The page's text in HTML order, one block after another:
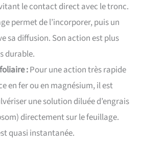
le contact direct avec le tronc.
permet de l’incorporer, puis un
sa diffusion. Son action est plus
durable.
:Pour une action très rapide
en fer ou en magnésium, il est
une solution diluée d’engrais
directement sur le feuillage.
quasi instantanée.